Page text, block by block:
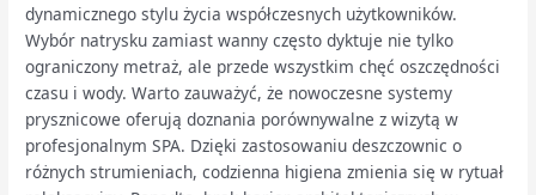
dynamicznego stylu życia współczesnych użytkowników.
Wybór natrysku zamiast wanny często dyktuje nie tylko
ograniczony metraż, ale przede wszystkim chęć oszczędności
czasu i wody. Warto zauważyć, że nowoczesne systemy
prysznicowe oferują doznania porównywalne z wizytą w
profesjonalnym SPA. Dzięki zastosowaniu deszczownic o
różnych strumieniach, codzienna higiena zmienia się w rytuał